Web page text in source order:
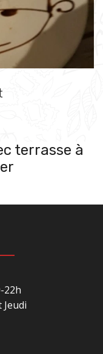
terrasse à
22h